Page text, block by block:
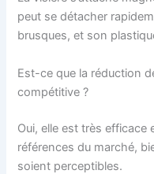
peut se détacher
brusques, et son
Est-ce que la réduction
compétitive ?
Oui, elle est très efficace
références du marché,
soient perceptibles.